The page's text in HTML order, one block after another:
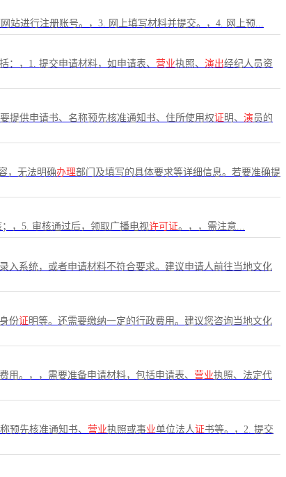
站进行注册账号。，3. 网上填写材料并提交。，4. 网上预...
：，1. 提交申请材料，如申请表、 营业执照、 演出经纪人员资
提供申请书、名称预先核准通知书、住所使用权证 明、 演 员的
，无法明确办理部门及填写的具体要求等详细信息。若要准确提
，5. 审核通过后，领取广播电视许可证。，，需注意...
入系统，或者申请材料不符合要求。建议申请人前往当地文化
份证 明等。还需要缴纳一定的行政费用。建议您咨询当地文化
用。，，需要准备申请材料，包括申请表、 营业执照、法定代
预先核准通知书、 营业执照或事业单位法人证书等。，2. 提交